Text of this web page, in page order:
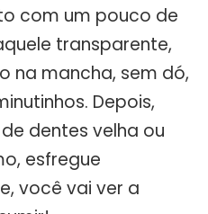
com um pouco de
transparente,
na mancha, sem dó,
Depois,
dentes velha ou
esfregue
você vai ver a